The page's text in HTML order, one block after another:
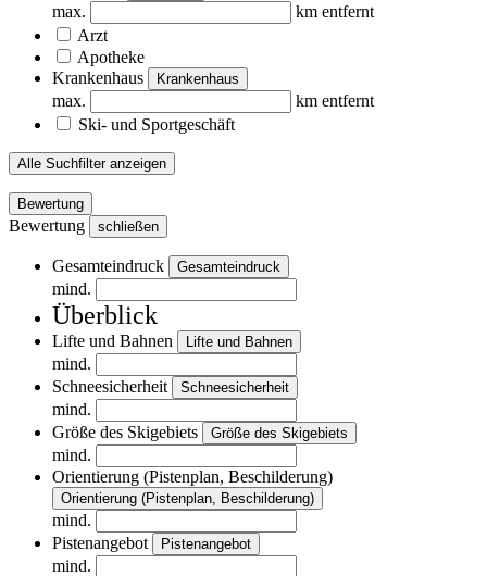
max.
km entfernt
Arzt
Apotheke
Krankenhaus
Krankenhaus
max.
km entfernt
Ski- und Sportgeschäft
Alle Suchfilter anzeigen
Bewertung
Bewertung schließen
Gesamteindruck Gesamteindruck
mind.
Überblick
Lifte und Bahnen Lifte und Bahnen
mind.
Schneesicherheit
Schneesicherheit
mind.
Größe des Skigebiets
Größe des Skigebiets
mind.
Orientierung (Pistenplan, Beschilderung)
Orientierung (Pistenplan, Beschilderung)
mind.
Pistenangebot
Pistenangebot
mind.